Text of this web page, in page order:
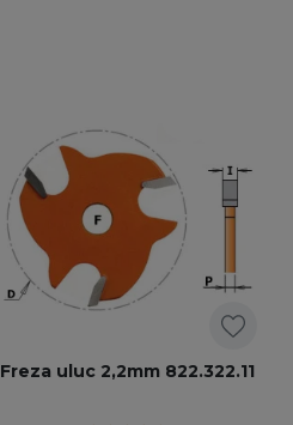
Freza uluc 2,2mm 822.322.11